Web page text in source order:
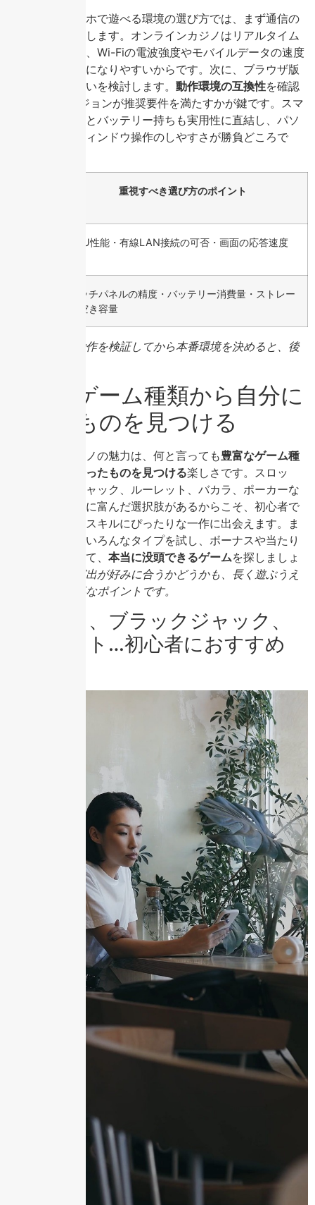
パソコンやスマホで遊べる環境の選び方では、まず通信の
安定性を最優先します。オンラインカジノはリアルタイム
処理が多いため、Wi-Fiの電波強度やモバイルデータの速度
がボトルネックになりやすいからです。次に、ブラウザ版
とアプリ版の違いを検討します。 動作環境の互換性を確認
し、OSのバージョンが推奨要件を満たすかが鍵です。スマ
ホは画面サイズとバッテリー持ちも実用性に直結し、パソ
コンはマルチウィンドウ操作のしやすさが勝負どころで
重視すべき選び方のポイント
CPU性能・有線LAN接続の可否・画面の応答速度
タッチパネルの精度・バッテリー消費量・ストレー
ジ空き容量
無料デモ版で動作を検証してから本番環境を決めると、後
豊富なゲーム種類から自分に
合ったものを見つける
オンラインカジノの魅力は、何と言っても豊富なゲーム種
類から自分に合ったものを見つける楽しさです。スロッ
ト、ブラックジャック、ルーレット、バカラ、ポーカーな
ど、バラエティに富んだ選択肢があるからこそ、初心者で
も自分の好みやスキルにぴったりな一作に出会えます。ま
ずは無料デモでいろんなタイプを試し、ボーナスや当たり
やすさに注目して、 本当に没頭できるゲームを探しましょ
テーマや演出が好みに合うかどうかも、長く遊ぶうえ
では意外と大事なポイントです。
スロット、ブラックジャック、
ルーレット…初心者におすすめ